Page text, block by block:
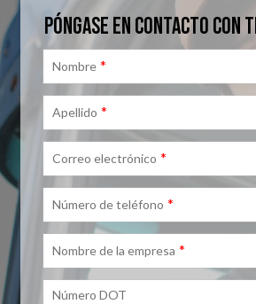
PÓNGASE EN CONTACTO CON
Nombre *
Apellido *
Correo electrónico *
Número de teléfono *
Nombre de la empresa *
Número DOT